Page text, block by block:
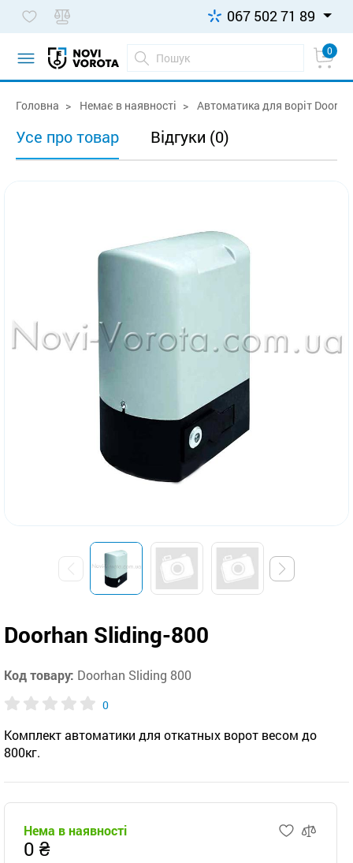
067 502 71 89
0
Головна Немає в наявності Автоматика для воріт
Усе про товар Відгуки (0)
Doorhan Sliding-800
Код товару: Doorhan Sliding 800
0
Комплект автоматики для откатных ворот весом до
800кг.
Нема в наявності
0 ₴